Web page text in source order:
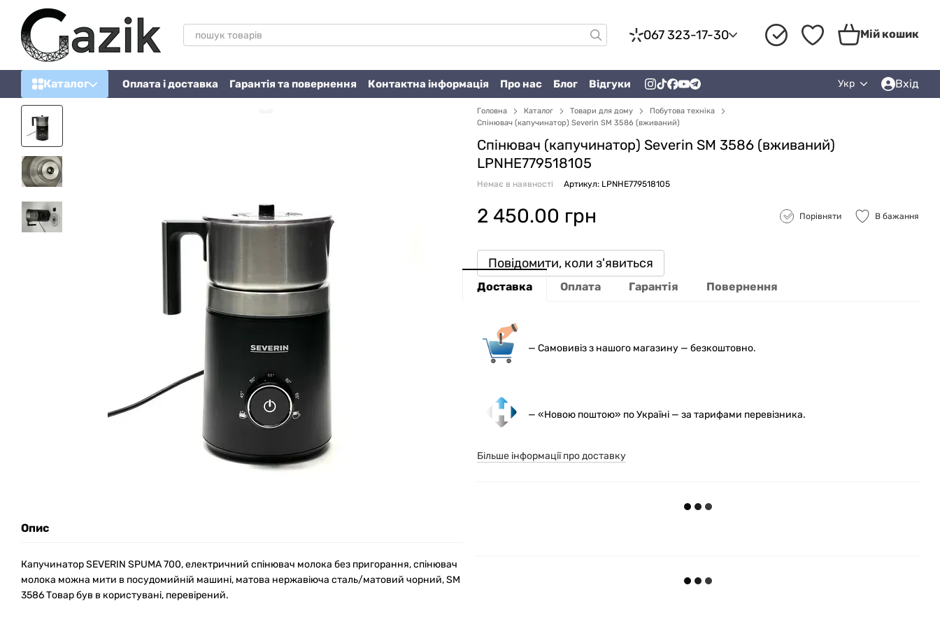
Перейти до основного контенту
067 323-17-30 Мій кошик
Каталог Оплата і доставка Гарантія та повернення Контактна інформація Про нас Блог Відгуки Укр Вхід
Опис
Капучинатор SEVERIN SPUMA 700, електричний спінювач молока без пригорання, спінювач
молока можна мити в посудомийній машині, матова нержавіюча сталь/матовий чорний, SM
3586 Товар був в користувані, перевірений.
Головна Каталог Товари для дому
Побутова техніка
Спінювач (капучинатор) Severin SM 3586 (вживаний)
Спінювач (капучинатор) Severin SM 3586 (вживаний)
LPNHE779518105
Немає в наявності Артикул: LPNHE779518105
2 450.00 грн Порівняти В бажання
Повідомити, коли з'явиться
Доставка Оплата Гарантія Повернення
— Самовивіз з нашого магазину — безкоштовно.
— «Новою поштою» по Україні — за тарифами перевізника.
Більше інформації про доставку